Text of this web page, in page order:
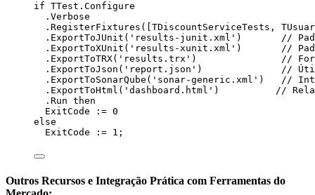
if TTest.Configure
.Verbose
.RegisterFixtures([TDiscountServiceTests,
.ExportToJUnit( ' results-junit.xml ' ) //
.ExportToXUnit( ' results-xunit.xml ' ) //
.ExportToTRX( ' results.trx ' ) //
.ExportToJson( ' report.json ' ) // Útil
.ExportToSonarQube( ' sonar-generic.xml ' ) //
.ExportToHtml( ' dashboard.html ' ) //
.Run then
ExitCode := 0
else
ExitCode := 1 ;
Outros Recursos e Integração Prática com Ferramentas do